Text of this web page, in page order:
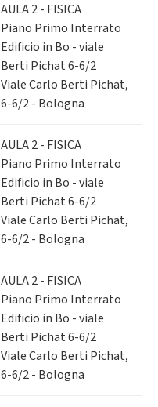
AULA 2 - FISICA
Piano Primo Interrato
Edificio in Bo - viale
Berti Pichat 6-6/2
Viale Carlo Berti Pichat,
6-6/2 - Bologna
AULA 2 - FISICA
Piano Primo Interrato
Edificio in Bo - viale
Berti Pichat 6-6/2
Viale Carlo Berti Pichat,
6-6/2 - Bologna
AULA 2 - FISICA
Piano Primo Interrato
Edificio in Bo - viale
Berti Pichat 6-6/2
Viale Carlo Berti Pichat,
6-6/2 - Bologna